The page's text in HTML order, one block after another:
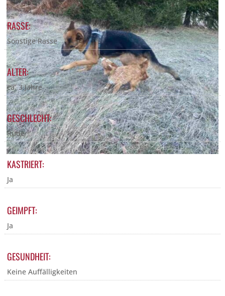
RASSE:
Sonstige Rasse
ALTER:
ca. 3 Jahre
GESCHLECHT:
Rüde
KASTRIERT:
Ja
GEIMPFT:
Ja
GESUNDHEIT:
Keine Auffälligkeiten